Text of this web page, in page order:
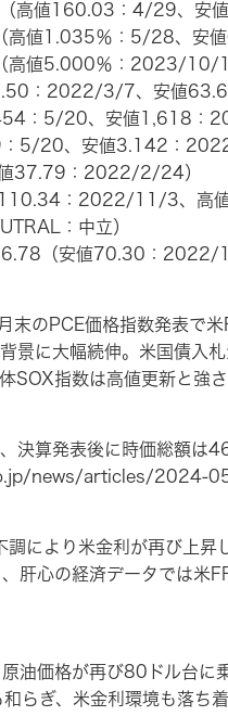
高値160.03：4/29、安
値1.035％：5/28、安
高値5.000％：2023/10/
：2022/3/7、安値
：5/20、安値1,618：
5/20、安値3.142：
37.79：2022/2/24）
：2022/11/3、高
：中立）
（安値70.30：2022/
のPCE価格指数発表で
景に大幅続伸。米国債入
SOX指数は高値更新と強
決算発表後に時価総額
news/articles/2024-
により米金利が再び上昇
肝心の経済データでは
油価格が再び80ドル台に
らぎ、米金利環境も落ち